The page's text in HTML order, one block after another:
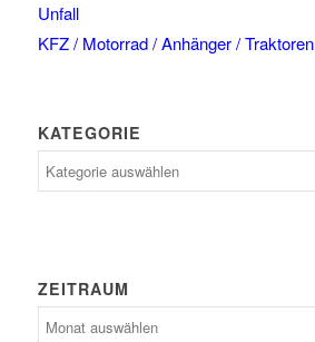
Unfall
KFZ / Motorrad / Anhänger / Traktoren
KATEGORIE
ZEITRAUM